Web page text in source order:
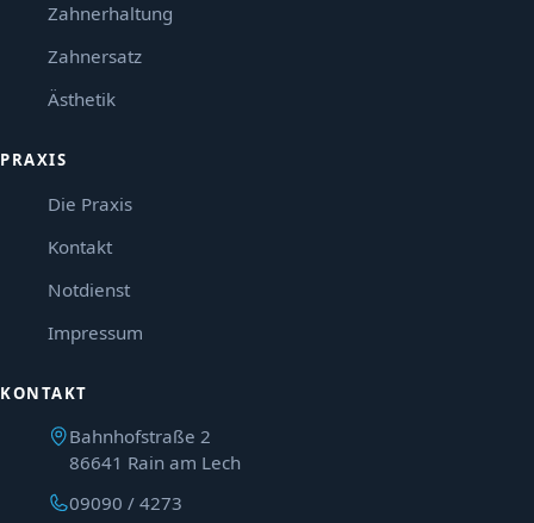
Zahnerhaltung
Zahnersatz
Ästhetik
PRAXIS
Die Praxis
Kontakt
Notdienst
Impressum
KONTAKT
Bahnhofstraße 2
86641 Rain am Lech
09090 / 4273